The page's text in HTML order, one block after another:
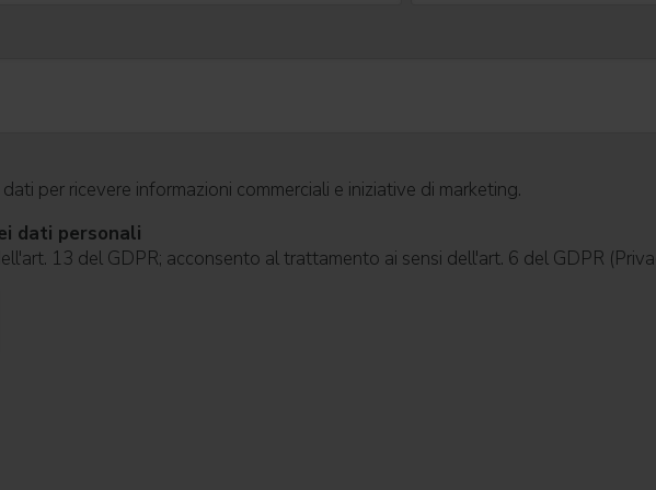
per ricevere informazioni commerciali e iniziative di marketing.
dati personali
13 del GDPR; acconsento al trattamento ai sensi dell'art. 6 del GDPR